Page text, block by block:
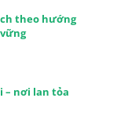
theo hướng
– nơi lan tỏa